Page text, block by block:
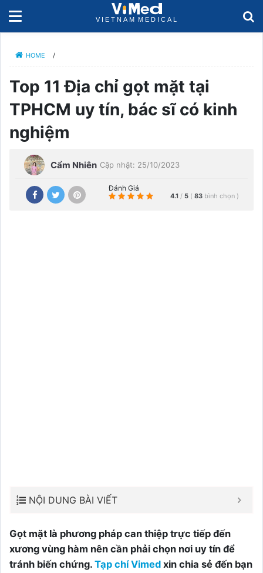
HOME /
Top 11 Địa chỉ gọt mặt tại
TPHCM uy tín, bác sĩ có kinh
nghiệm
Cẩm Nhiên Cập nhật: 25/10/2023
Đánh Giá
4.1 / 5 ( 83 bình chọn )
NỘI DUNG BÀI VIẾT
Gọt mặt là phương pháp can thiệp trực tiếp đến
xương vùng hàm nên cần phải chọn nơi uy tín để
tránh biến chứng. Tạp chí Vimed xin chia sẻ đến bạn